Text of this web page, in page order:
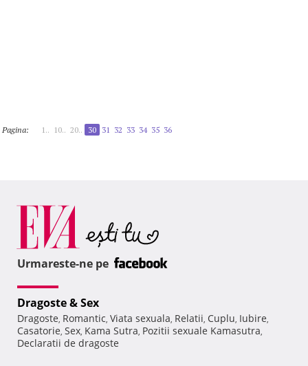
Pagina: 1.. 10.. 20.. 30 31 32 33 34 35 36
Urmareste-ne pe
Dragoste & Sex
Dragoste, Romantic, Viata sexuala, Relatii, Cuplu, Iubire,
Casatorie, Sex, Kama Sutra, Pozitii sexuale Kamasutra,
Declaratii de dragoste